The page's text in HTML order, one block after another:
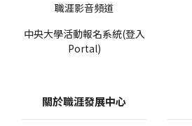
職涯影音頻道
中央大學活動報名系統(登入
Portal)
關於職涯發展中心